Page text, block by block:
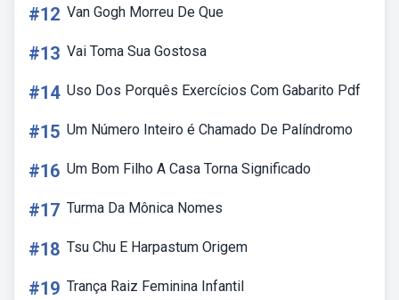
#12 Van Gogh Morreu De Que
#13 Vai Toma Sua Gostosa
#14 Uso Dos Porquês Exercícios Com Gabarito Pdf
#15 Um Número Inteiro é Chamado De Palíndromo
#16 Um Bom Filho A Casa Torna Significado
#17 Turma Da Mônica Nomes
#18 Tsu Chu E Harpastum Origem
#19 Trança Raiz Feminina Infantil